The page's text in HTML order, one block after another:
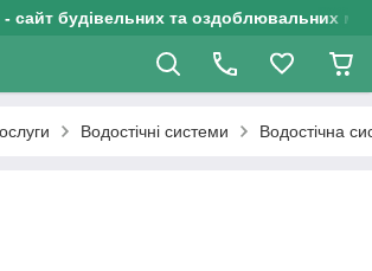
сайт будівельних та оздоблювальних
Водостічні системи Водостічна